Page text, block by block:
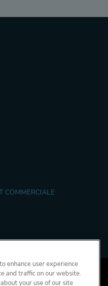
COMMERCIALE
Politique de cookies
Salle de Presse
enhance user experience
and traffic on our website.
your use of our site